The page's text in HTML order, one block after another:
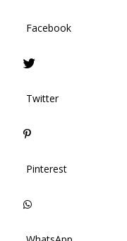
Facebook
Twitter
Pinterest